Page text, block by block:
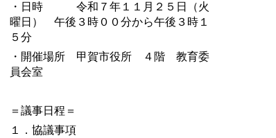
・日時 令和７年１１月２５日（火
曜日） 午後３時００分から午後３時１
５分
・開催場所 甲賀市役所 ４階 教育委
員会室
＝議事日程＝
１．協議事項